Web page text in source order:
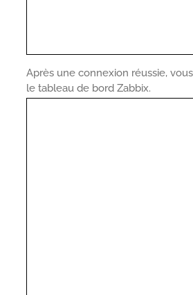
Après une connexion réussie,
le tableau de bord Zabbix.